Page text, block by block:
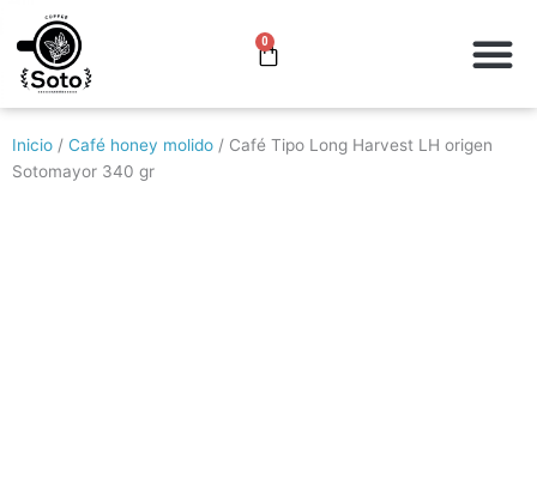
contenido
0
Cart
Inicio / Café honey molido / Café Tipo Long Harvest LH origen
Sotomayor 340 gr